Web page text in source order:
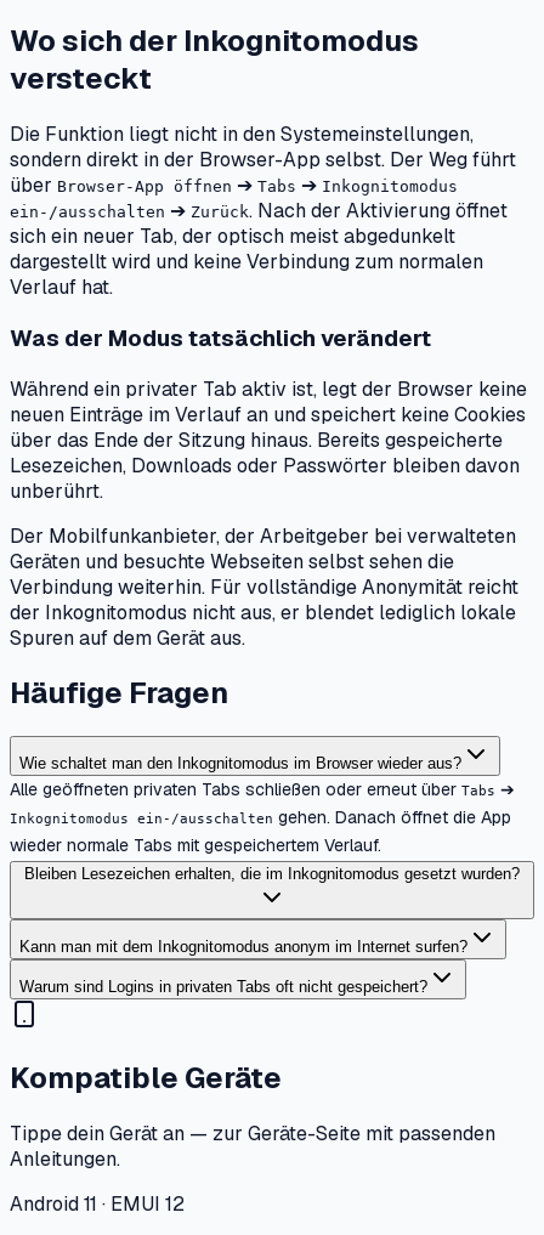
Wo sich der Inkognitomodus
versteckt
Die Funktion liegt nicht in den Systemeinstellungen,
sondern direkt in der Browser-App selbst. Der Weg führt
über Browser-App öffnen ➔ Tabs ➔ Inkognitomodus
ein-/ausschalten ➔ Zurück. Nach der Aktivierung öffnet
sich ein neuer Tab, der optisch meist abgedunkelt
dargestellt wird und keine Verbindung zum normalen
Verlauf hat.
Was der Modus tatsächlich verändert
Während ein privater Tab aktiv ist, legt der Browser keine
neuen Einträge im Verlauf an und speichert keine Cookies
über das Ende der Sitzung hinaus. Bereits gespeicherte
Lesezeichen, Downloads oder Passwörter bleiben davon
unberührt.
Der Mobilfunkanbieter, der Arbeitgeber bei verwalteten
Geräten und besuchte Webseiten selbst sehen die
Verbindung weiterhin. Für vollständige Anonymität reicht
der Inkognitomodus nicht aus, er blendet lediglich lokale
Spuren auf dem Gerät aus.
Häufige Fragen
Wie schaltet man den Inkognitomodus im Browser wieder aus?
Alle geöffneten privaten Tabs schließen oder erneut über Tabs ➔
Inkognitomodus ein-/ausschalten gehen. Danach öffnet die App
wieder normale Tabs mit gespeichertem Verlauf.
Bleiben Lesezeichen erhalten, die im Inkognitomodus gesetzt wurden?
Kann man mit dem Inkognitomodus anonym im Internet surfen?
Warum sind Logins in privaten Tabs oft nicht gespeichert?
Kompatible Geräte
Tippe dein Gerät an — zur Geräte-Seite mit passenden
Anleitungen.
Android 11 · EMUI 12